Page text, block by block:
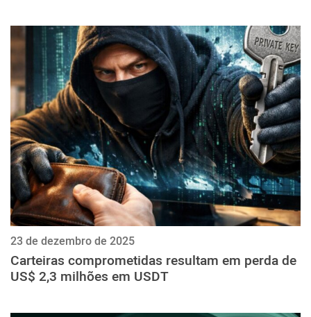
23 de dezembro de 2025
Carteiras comprometidas resultam em perda de
US$ 2,3 milhões em USDT